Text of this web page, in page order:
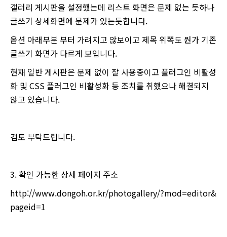
갤러리 게시판을 설정했는데 리스트 화면은 문제 없는 듯하나
글쓰기 상세화면에 문제가 있는듯합니다.
옵션 아래부분 부터 가려지고 않보이고 제목 위쪽도 뭔가 기존
글쓰기 화면가 다르게 보입니다.
현재 일반 게시판은 문제 없이 잘 사용중이고 플러그인 비활성
화 및 CSS 플러그인 비활성화 등 조치를 취했으나 해결되지
않고 있습니다.
검토 부탁드립니다.
3. 확인 가능한 상세 페이지 주소
http://www.dongoh.or.kr/photogallery/?mod=editor&
pageid=1